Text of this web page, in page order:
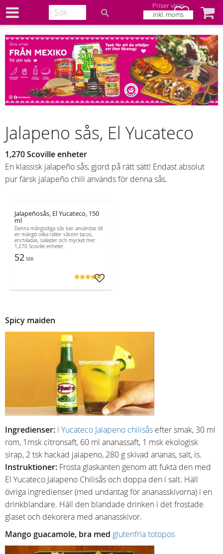
Priser visas
inkl. moms Favoriter
Jalapeno sås, El Yucateco
1,270 Scoville enheter
En klassisk jalapeño sås, gjord på rätt sätt! Endast absolut
pur färsk jalapeño chili används för denna sås.
Jalapeñosås, El Yucateco, 150
ml
Denna mångsidiga sås kan användas till
en mängd olika rätter såsom tacos,
enchiladas, sallader och mycket mer.
1,270 Scoville enheter.
52 SEK
Lägg till i favoriter
Spicy maiden
Ingredienser: l Yucateco Jalapeno chilisås efter smak, 30 ml
rom, 1msk citronsaft, 60 ml ananassaft, 1 msk ekologisk
sirap, 2 tsk hackad jalapeno, 280 g skivad ananas, salt, is.
Instruktioner: Frosta glaskanten genom att fukta den med
El Yucateco Jalapeno Chilisås och doppa den i salt. Häll
övriga ingredienser (med undantag för ananasskivorna) i en
drinkblandare. Häll den blandade drinken i det frostade
glaset och dekorera med ananasskivor.
Mango guacamole, bra med glutenfria totopos